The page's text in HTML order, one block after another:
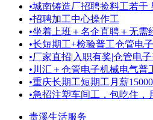
•城南铸造厂招聘捡料工若干
•招聘加工中心操作工
•坐着上班＋名企直聘＋无需
•长短期工+检验普工仓管电
•厂家直招|入职有奖|仓管电
• 川汇＋仓管电子机械电气普
•重庆长期工短期工月薪
•急招注塑车间工，包吃住，
贵溪生活服务